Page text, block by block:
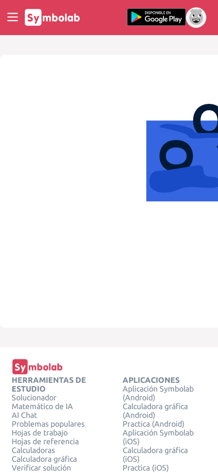
HERRAMIENTAS DE
ESTUDIO
Solucionador
Matemático de IA
AI Chat
Problemas populares
Hojas de trabajo
Hojas de referencia
Calculadoras
Calculadora gráfica
Verificar solución
APLICACIONES
Aplicación Symbolab
(Android)
Calculadora gráfica
(Android)
Practica (Android)
Aplicación Symbolab
(iOS)
Calculadora gráfica
(iOS)
Practica (iOS)